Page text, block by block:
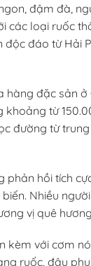
đậm đà,
các loại ruốc
đáo từ Hải
hàng đặc sản
khoảng từ
đường từ
phản hồi tích
Nhiều
vị quê
kèm với cơm
ruốc, đậu